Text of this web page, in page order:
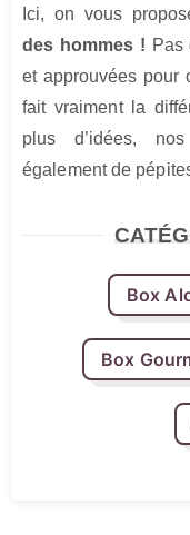
Ici, on vous
des hommes ! Pas
et approuvées pour
fait vraiment la
plus d’idées,
également de
Box
Box